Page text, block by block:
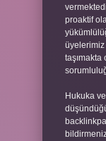
proaktif
üyelerimiz
Hukuka